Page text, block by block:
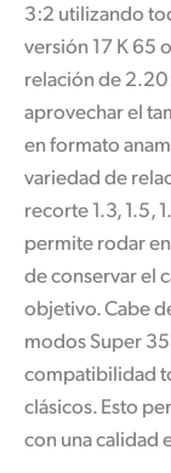
3:2 utilizando
versión 17 K 65
relaciónde
aprovechar el
en formato
variedad de
recorte 1.3, 1.5,
permite rodar
de conservar el
objetivo. Cabe
modos Super
compatibilidad
clásicos. Esto
con una calidad